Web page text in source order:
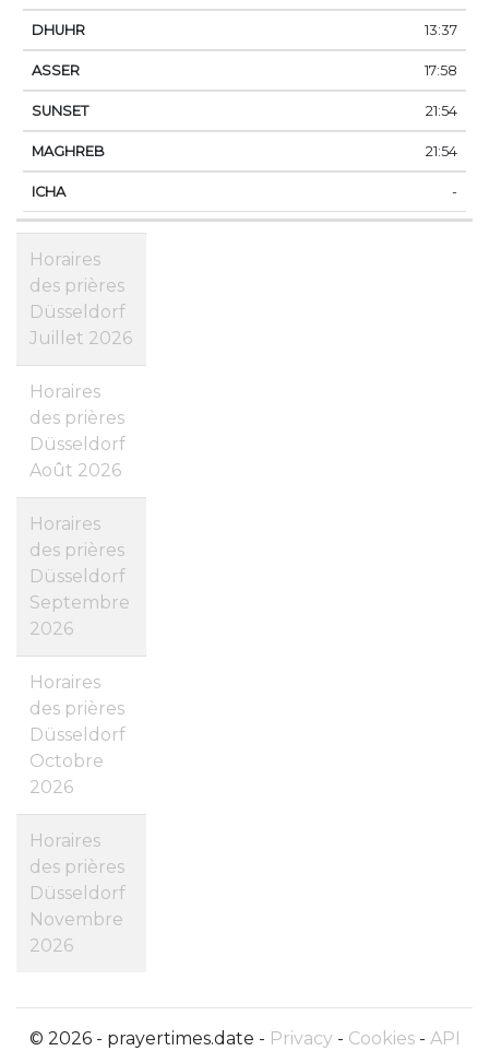
13:37
17:58
21:54
21:54
-
Horaires
des prières
Düsseldorf
Juillet 2026
Horaires
des prières
Düsseldorf
Août 2026
Horaires
des prières
Düsseldorf
Septembre
2026
Horaires
des prières
Düsseldorf
Octobre
2026
Horaires
des prières
Düsseldorf
Novembre
2026
© 2026 - prayertimes.date - Privacy- Cookies- API